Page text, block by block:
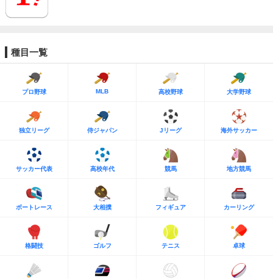
種目一覧
プロ野球 MLB 高校野球 大学野球
独立リーグ 侍ジャパン Jリーグ 海外サッカー
サッカー代表 高校年代 競馬 地方競馬
ボートレース 大相撲 フィギュア カーリング
格闘技 ゴルフ テニス 卓球